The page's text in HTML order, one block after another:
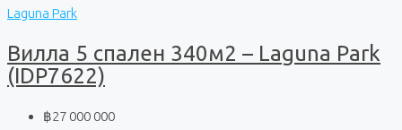
Laguna Park
Вилла 5 спален 340м2 – Laguna Park
(IDP7622)
฿27 000 000